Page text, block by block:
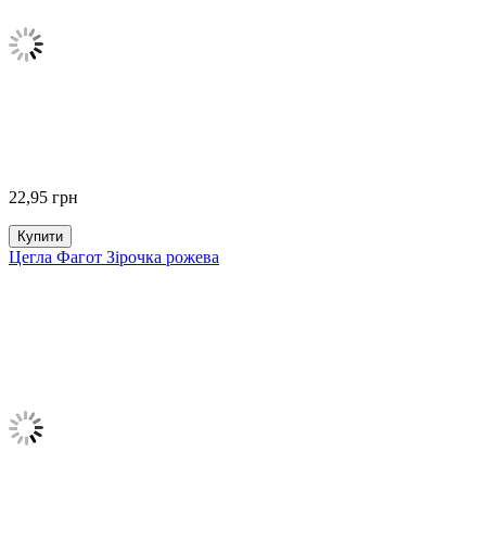
22,95 грн
Купити
Цегла Фагот Зірочка рожева